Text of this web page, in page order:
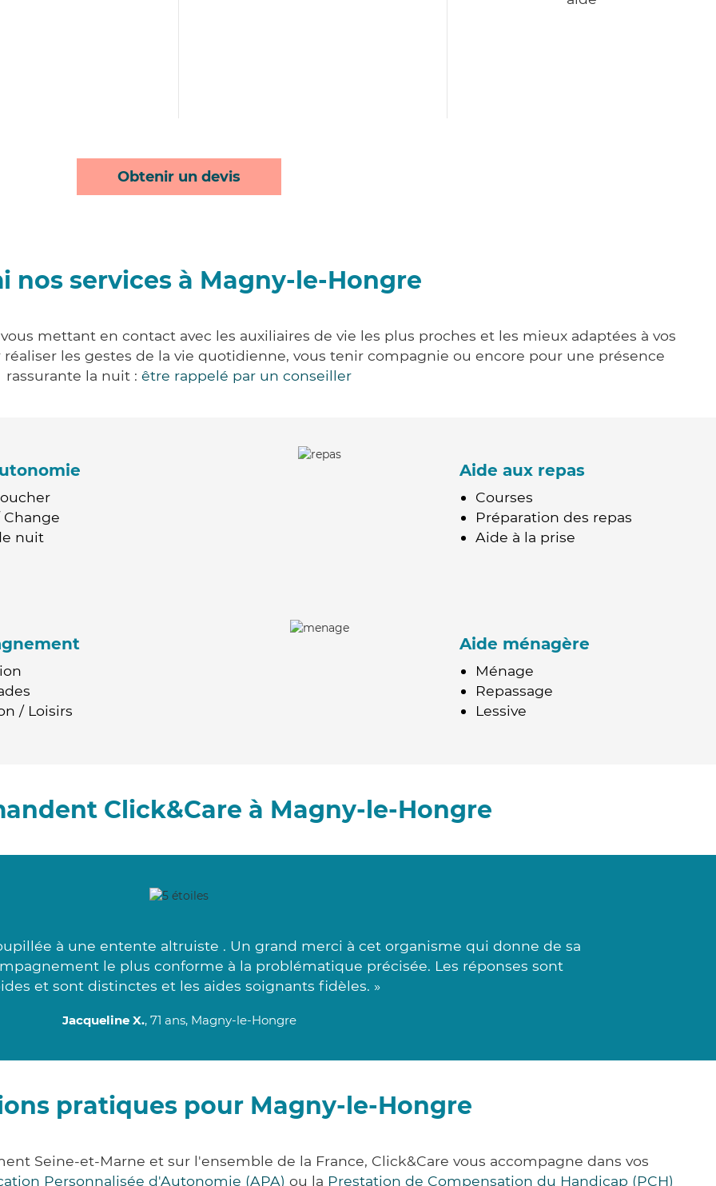
Obtenir un devis
nos services à Magny-le-Hongre
mettant en contact avec les auxiliaires de vie les plus proches et les mieux adaptées à vos
les gestes de la vie quotidienne, vous tenir compagnie ou encore pour une présence
rassurante la nuit : être rappelé par un conseiller
nuit
Aide aux repas
Courses
Préparation des repas
Aide à la prise
/ Loisirs
Aide ménagère
Ménage
Repassage
Lessive
Click&Care à Magny-le-Hongre
à une entente altruiste . Un grand merci à cet organisme qui donne de sa
le plus conforme à la problématique précisée. Les réponses sont
et sont distinctes et les aides soignants fidèles. »
Jacqueline X., 71 ans, Magny-le-Hongre
pratiques pour Magny-le-Hongre
Seine-et-Marne et sur l'ensemble de la France, Click&Care vous accompagne dans vos
Personnalisée d'Autonomie (APA) ou la Prestation de Compensation du Handicap (PCH)